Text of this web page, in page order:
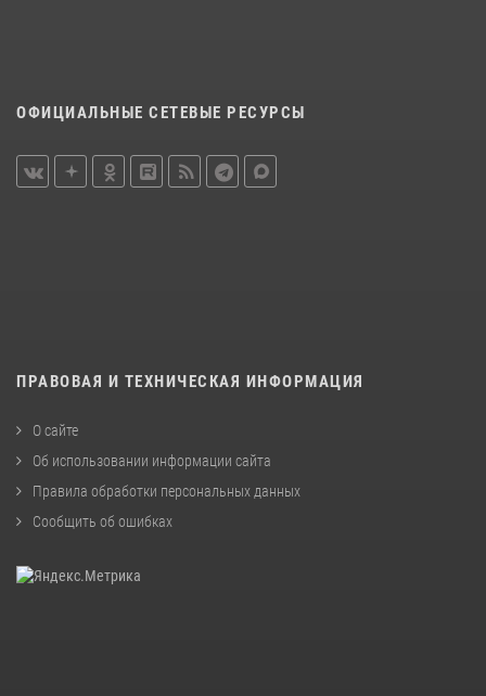
ОФИЦИАЛЬНЫЕ СЕТЕВЫЕ РЕСУРСЫ
ПРАВОВАЯ И ТЕХНИЧЕСКАЯ ИНФОРМАЦИЯ
О сайте
Об использовании информации сайта
Правила обработки персональных данных
Сообщить об ошибках